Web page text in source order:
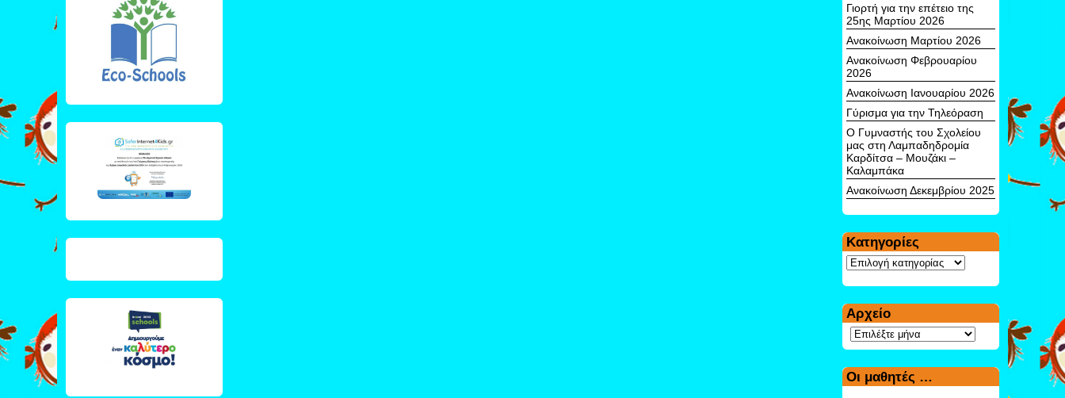
Γιορτή για την επέτειο της
25ης Μαρτίου 2026
Ανακοίνωση Μαρτίου 2026
Ανακοίνωση Φεβρουαρίου
2026
Ανακοίνωση Ιανουαρίου 2026
Γύρισμα για την Τηλεόραση
Ο Γυμναστής του Σχολείου
μας στη Λαμπαδηδρομία
Καρδίτσα – Μουζάκι –
Καλαμπάκα
Ανακοίνωση Δεκεμβρίου 2025
Kατηγορίες
Kατηγορίες
Αρχείο
Αρχείο
Οι μαθητές …